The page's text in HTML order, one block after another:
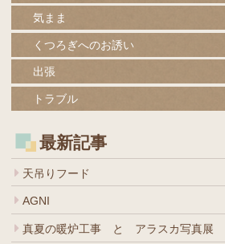
気まま
くつろぎへのお誘い
出張
トラブル
最新記事
天吊りフード
AGNI
真夏の暖炉工事 と アラスカ写真展